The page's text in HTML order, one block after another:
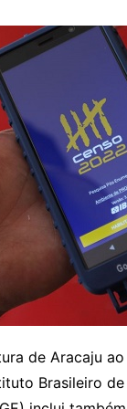
de Aracaju ao
Brasileiro de